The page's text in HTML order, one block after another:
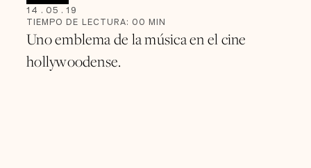
14 . 05 . 19
TIEMPO DE LECTURA: 00 MIN
Uno emblema de la música en el cine
hollywoodense.